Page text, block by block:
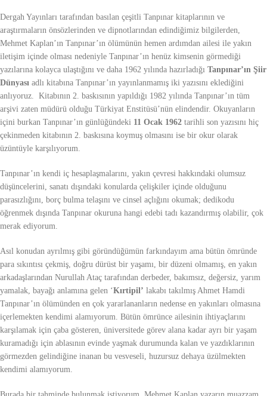
Dergah Yayınları tarafından basılan çeşitli Tanpınar kitaplarının ve
araştırmaların önsözlerinden ve dipnotlarından edindiğimiz bilgilerden,
Mehmet Kaplan’ın Tanpınar’ın ölümünün hemen ardımdan ailesi ile yakın
iletişim içinde olması nedeniyle Tanpınar’ın henüz kimsenin görmediği
yazılarına kolayca ulaştığını ve daha 1962 yılında hazırladığı Tanpınar’ın Şiir
Dünyası adlı kitabına Tanpınar’ın yayınlanmamış iki yazısını eklediğini
anlıyoruz. Kitabının 2. baskısının yapıldığı 1982 yılında Tanpınar’ın tüm
arşivi zaten müdürü olduğu Türkiyat Enstitüsü’nün elindendir. Okuyanların
içini burkan Tanpınar’ın günlüğündeki 11 Ocak 1962 tarihli son yazısını hiç
çekinmeden kitabının 2. baskısına koymuş olmasını ise bir okur olarak
üzüntüyle karşılıyorum.
Tanpınar’ın kendi iç hesaplaşmalarını, yakın çevresi hakkındaki olumsuz
düşüncelerini, sanatı dışındaki konularda çelişkiler içinde olduğunu
parasızlığını, borç bulma telaşını ve cinsel açlığını okumak; dedikodu
öğrenmek dışında Tanpınar okuruna hangi edebi tadı kazandırmış olabilir, çok
merak ediyorum.
Asıl konudan ayrılmış gibi göründüğümün farkındayım ama bütün ömründe
para sıkıntısı çekmiş, doğru dürüst bir yaşamı, bir düzeni olmamış, en yakın
arkadaşlarından Nurullah Ataç tarafından derbeder, bakımsız, değersiz, yarım
yamalak, bayağı anlamına gelen ‘Kırtipil’ lakabı takılmış Ahmet Hamdi
Tanpınar’ın ölümünden en çok yararlananların nedense en yakınları olmasına
içerlemekten kendimi alamıyorum. Bütün ömrünce ailesinin ihtiyaçlarını
karşılamak için çaba gösteren, üniversitede görev alana kadar ayrı bir yaşam
kuramadığı için ablasının evinde yaşmak durumunda kalan ve yazdıklarının
görmezden gelindiğine inanan bu vesveseli, huzursuz dehaya üzülmekten
kendimi alamıyorum.